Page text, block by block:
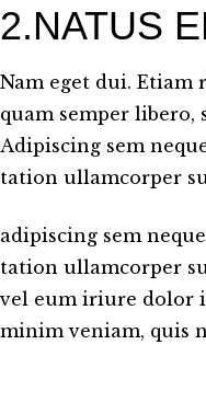
2.NATUS
Nam eget dui. Etiam
quam semper libero,
Adipiscing sem
tation ullamcorper
adipiscing sem
tation ullamcorper
vel eum iriure dolor
minim veniam, quis